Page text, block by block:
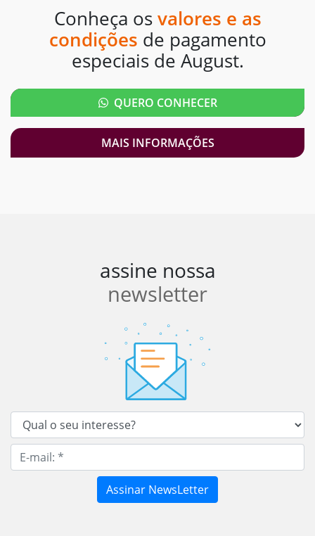
Conheça os valores e as
condições de pagamento
especiais de August.
QUERO CONHECER
MAIS INFORMAÇÕES
assine nossa
newsletter